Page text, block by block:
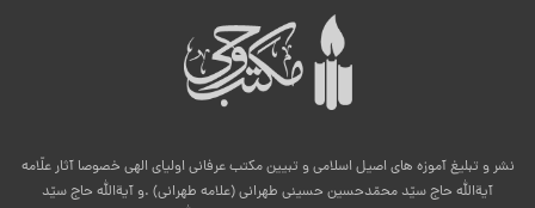
نشر و تبلیغ آموزه های اصیل اسلامی و تبیین مکتب عرفانی اولیای الهی خصوصا آثار علّامه
آیةالله حاج سیّد محمّدحسین حسینی طهرانی (علامه طهرانی) .و آیةالله حاج سیّد